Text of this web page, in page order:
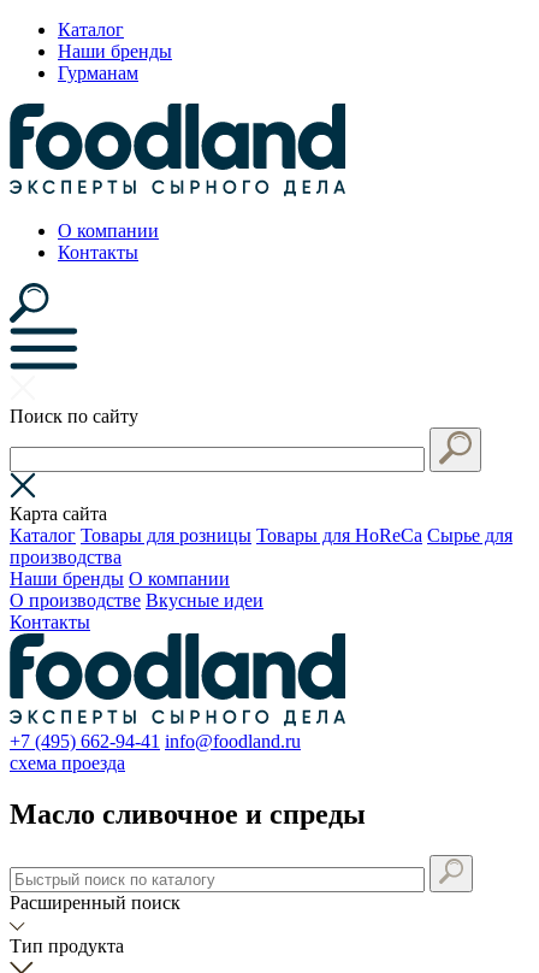
Каталог
Наши бренды
Гурманам
О компании
Контакты
Поиск по сайту
Карта сайта
Каталог Товары для розницы Товары для HoReCa Сырье для
производства
Наши бренды О компании
О производстве Вкусные идеи
Контакты
+7 (495) 662-94-41 info@foodland.ru
схема проезда
Масло сливочное и спреды
Расширенный поиск
Тип продукта